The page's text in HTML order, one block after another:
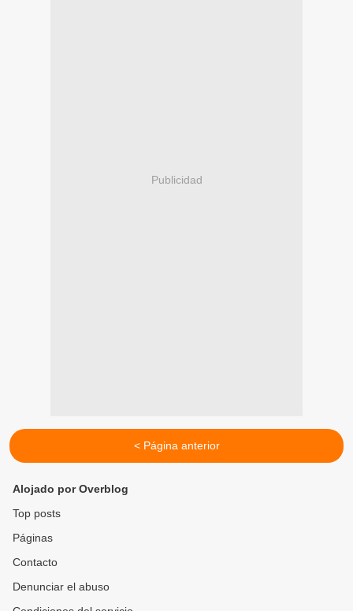
Publicidad
< Página anterior
Alojado por Overblog
Top posts
Páginas
Contacto
Denunciar el abuso